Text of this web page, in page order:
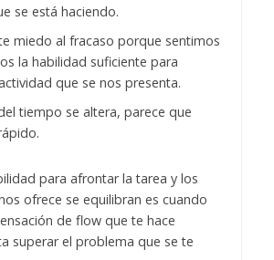
se está haciendo.
miedo al fracaso porque sentimos
la habilidad suficiente para
que se nos presenta.
tiempo se altera, parece que
para afrontar la tarea y los
ofrece se equilibran es cuando
de flow que te hace
superar el problema que se te